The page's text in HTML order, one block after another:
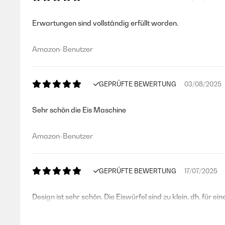
Erwartungen sind vollständig erfüllt worden.
Amazon-Benutzer
GEPRÜFTE BEWERTUNG 03/08/2025
Sehr schön die Eis Maschine
Amazon-Benutzer
GEPRÜFTE BEWERTUNG 17/07/2025
Design ist sehr schön. Die Eiswürfel sind zu klein, dh. für